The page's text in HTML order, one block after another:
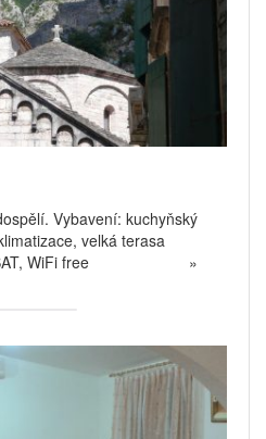
Vybavení: kuchyňský
velká terasa
TV-SAT, WiFi free »